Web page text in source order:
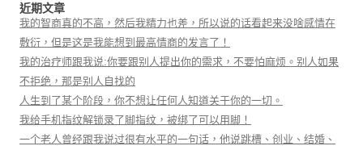
近期文章
我的智商真的不高，然后我精力也差，所以说的话看起来没啥感情在
敷衍，但是这是我能想到最高情商的发言了！
我的治疗师跟我说:你要跟别人提出你的需求，不要怕麻烦。别人如果
不拒绝，那是别人自找的
人生到了某个阶段，你不想让任何人知道关于你的一切。
我给手机指纹解锁录了脚指纹，被绑了可以用脚！
一个老人曾经跟我说过很有水平的一句话，他说跳槽、创业、结婚、